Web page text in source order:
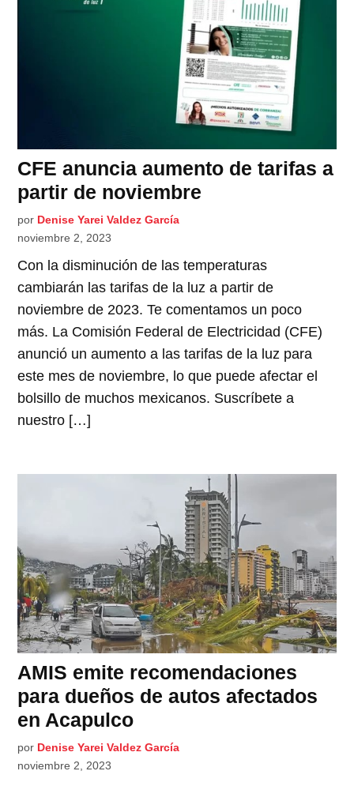
CFE anuncia aumento de tarifas a
partir de noviembre
por Denise Yarei Valdez García
noviembre 2, 2023
Con la disminución de las temperaturas
cambiarán las tarifas de la luz a partir de
noviembre de 2023. Te comentamos un poco
más. La Comisión Federal de Electricidad (CFE)
anunció un aumento a las tarifas de la luz para
este mes de noviembre, lo que puede afectar el
bolsillo de muchos mexicanos. Suscríbete a
nuestro […]
AMIS emite recomendaciones
para dueños de autos afectados
en Acapulco
por Denise Yarei Valdez García
noviembre 2, 2023